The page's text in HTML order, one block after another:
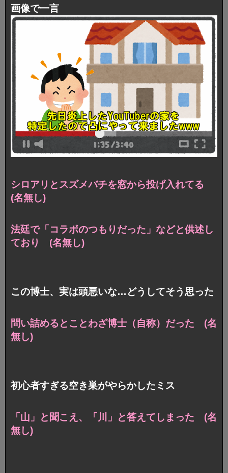
画像で一言
シロアリとスズメバチを窓から投げ入れてる
(名無し)
法廷で「コラボのつもりだった」などと供述し
ており (名無し)
この博士、実は頭悪いな…どうしてそう思った
問い詰めるとことわざ博士（自称）だった (名
無し)
初心者すぎる空き巣がやらかしたミス
「山」と聞こえ、「川」と答えてしまった (名
無し)